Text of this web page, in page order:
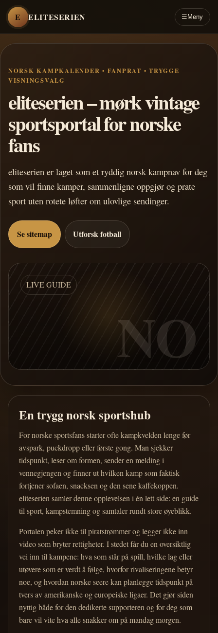
E ELITESERIEN ☰ Meny
NORSK KAMPKALENDER • FANPRAT • TRYGGE
VISNINGSVALG
eliteserien – mørk vintage
sportsportal for norske
fans
eliteserien er laget som et ryddig norsk kampnav for deg
som vil finne kamper, sammenligne oppgjør og prate
sport uten rotete løfter om ulovlige sendinger.
Se sitemap Utforsk fotball
LIVE GUIDE
NO
En trygg norsk sportshub
For norske sportsfans starter ofte kampkvelden lenge før
avspark, puckdropp eller første gong. Man sjekker
tidspunkt, leser om formen, sender en melding i
vennegjengen og finner ut hvilken kamp som faktisk
fortjener sofaen, snacksen og den sene kaffekoppen.
eliteserien samler denne opplevelsen i én lett side: en guide
til sport, kampstemning og samtaler rundt store øyeblikk.
Portalen peker ikke til piratstrømmer og legger ikke inn
video som bryter rettigheter. I stedet får du en oversiktlig
vei inn til kampene: hva som står på spill, hvilke lag eller
utøvere som er verdt å følge, hvorfor rivaliseringene betyr
noe, og hvordan norske seere kan planlegge tidspunkt på
tvers av amerikanske og europeiske ligaer. Det gjør siden
nyttig både for den dedikerte supporteren og for deg som
bare vil vite hva alle snakker om på mandag morgen.